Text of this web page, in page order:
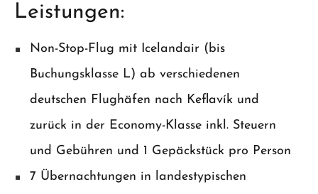
Leistungen:
Non-Stop-Flug mit Icelandair (bis
Buchungsklasse L) ab verschiedenen
deutschen Flughäfen nach Keflavík und
zurück in der Economy-Klasse inkl. Steuern
und Gebühren und 1 Gepäckstück pro Person
7 Übernachtungen in landestypischen